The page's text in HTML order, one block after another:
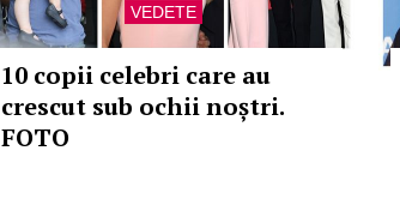
VEDETE
10 copii celebri care au
crescut sub ochii noștri.
FOTO